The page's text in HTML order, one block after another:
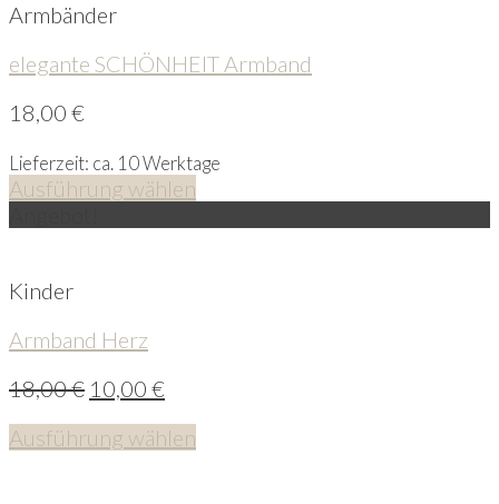
Armbänder
elegante SCHÖNHEIT Armband
18,00 €
Lieferzeit: ca. 10 Werktage
Ausführung wählen
Kinder
Armband Herz
18,00€ 10,00 €
Ausführung wählen